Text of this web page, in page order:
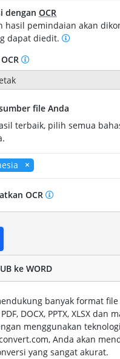
denganOCR
hasil pemindaian akan
dapat diedit.
file Anda
terbaik, pilih semua
OCR
ke WORD
banyak format
DOCX, PPTX, XLSX dan
menggunakan
Anda akan
yang sangat akurat.